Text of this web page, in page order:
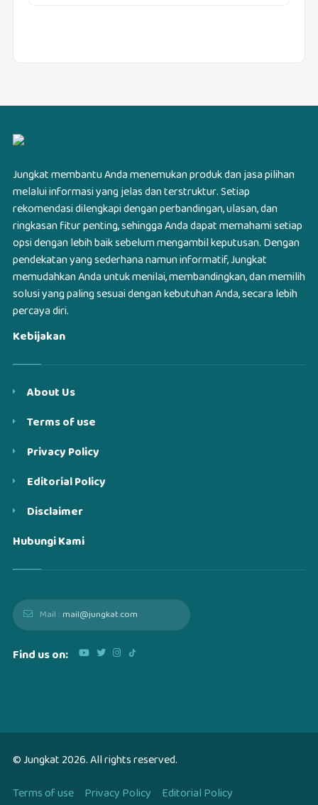
Jungkat membantu Anda menemukan produk dan jasa pilihan
melalui informasi yang jelas dan terstruktur. Setiap
rekomendasi dilengkapi dengan perbandingan, ulasan, dan
ringkasan fitur penting, sehingga Anda dapat memahami setiap
opsi dengan lebih baik sebelum mengambil keputusan. Dengan
pendekatan yang sederhana namun informatif, Jungkat
memudahkan Anda untuk menilai, membandingkan, dan memilih
solusi yang paling sesuai dengan kebutuhan Anda, secara lebih
percaya diri.
Kebijakan
About Us
Terms of use
Privacy Policy
Editorial Policy
Disclaimer
Hubungi Kami
Mail :mail@jungkat.com
Find us on:
© Jungkat2026. All rights reserved.
Terms of use Privacy Policy
Editorial Policy